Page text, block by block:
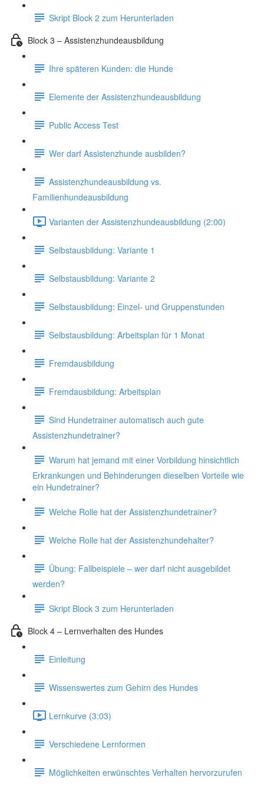
Skript Block 2 zum Herunterladen
Block 3 – Assistenzhundeausbildung
Ihre späteren Kunden: die Hunde
Elemente der Assistenzhundeausbildung
Public Access Test
Wer darf Assistenzhunde ausbilden?
Assistenzhundeausbildung vs.
Familienhundeausbildung
Varianten der Assistenzhundeausbildung (2:00)
Selbstausbildung: Variante 1
Selbstausbildung: Variante 2
Selbstausbildung: Einzel- und Gruppenstunden
Selbstausbildung: Arbeitsplan für 1 Monat
Fremdausbildung
Fremdausbildung: Arbeitsplan
Sind Hundetrainer automatisch auch gute
Assistenzhundetrainer?
Warum hat jemand mit einer Vorbildung hinsichtlich
Erkrankungen und Behinderungen dieselben Vorteile wie
ein Hundetrainer?
Welche Rolle hat der Assistenzhundetrainer?
Welche Rolle hat der Assistenzhundehalter?
Übung: Fallbeispiele – wer darf nicht ausgebildet
werden?
Skript Block 3 zum Herunterladen
Block 4 – Lernverhalten des Hundes
Einleitung
Wissenswertes zum Gehirn des Hundes
Lernkurve (3:03)
Verschiedene Lernformen
Möglichkeiten erwünschtes Verhalten hervorzurufen